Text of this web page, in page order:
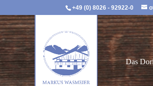
+49 (0) 8026 - 92922-0
Das